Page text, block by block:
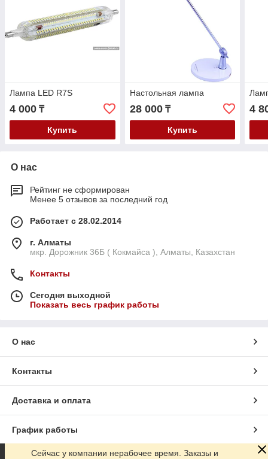
Лампа LED R7S
4 000 ₸
Купить
Настольная лампа
28 000₸
Купить
4
О нас
Рейтинг не сформирован
Менее 5 отзывов за последний год
Работает с 28.02.2014
г. Алматы
мкр. Дорожник 36Б ( Кокмайса ), Алматы, Казахстан
Контакты
Сегодня выходной
Показать весь график работы
О нас
Контакты
Доставка и оплата
График работы
Сейчас у компании нерабочее время. Заказы и